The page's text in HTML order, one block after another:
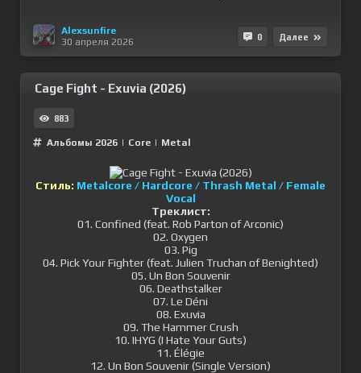
Alexsunfire
30 апреля 2026
0 Далее
Cage Fight - Exuvia (2026)
883
Альбомы 2026 | Сore | Metal
Стиль: Metalcore / Hardcore / Thrash Metal / Female
Vocal
Треклист:
01. Confined (feat. Rob Parton of Arconic)
02. Oxygen
03. Pig
04. Pick Your Fighter (feat. Julien Truchan of Benighted)
05. Un Bon Souvenir
06. Deathstalker
07. Le Déni
08. Exuvia
09. The Hammer Crush
10. IHYG (I Hate Your Guts)
11. Élégie
12. Un Bon Souvenir (Single Version)